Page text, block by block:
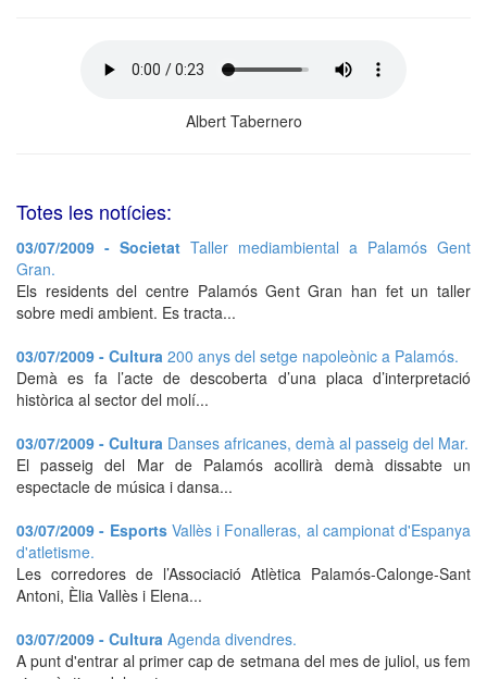
Albert Tabernero
Totes les notícies:
03/07/2009 - Societat Taller mediambiental a Palamós Gent
Gran.
Els residents del centre Palamós Gent Gran han fet un taller
sobre medi ambient. Es tracta...
03/07/2009 - Cultura 200 anys del setge napoleònic a Palamós.
Demà es fa l’acte de descoberta d’una placa d’interpretació
històrica al sector del molí...
03/07/2009 - Cultura Danses africanes, demà al passeig del Mar.
El passeig del Mar de Palamós acollirà demà dissabte un
espectacle de música i dansa...
03/07/2009 - Esports Vallès i Fonalleras, al campionat d'Espanya
d'atletisme.
Les corredores de l’Associació Atlètica Palamós-Calonge-Sant
Antoni, Èlia Vallès i Elena...
03/07/2009 - Cultura Agenda divendres.
A punt d'entrar al primer cap de setmana del mes de juliol, us fem